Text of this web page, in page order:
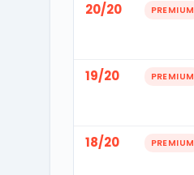
20/20 PREMIUM
19/20 PREMIUM
18/20 PREMIUM